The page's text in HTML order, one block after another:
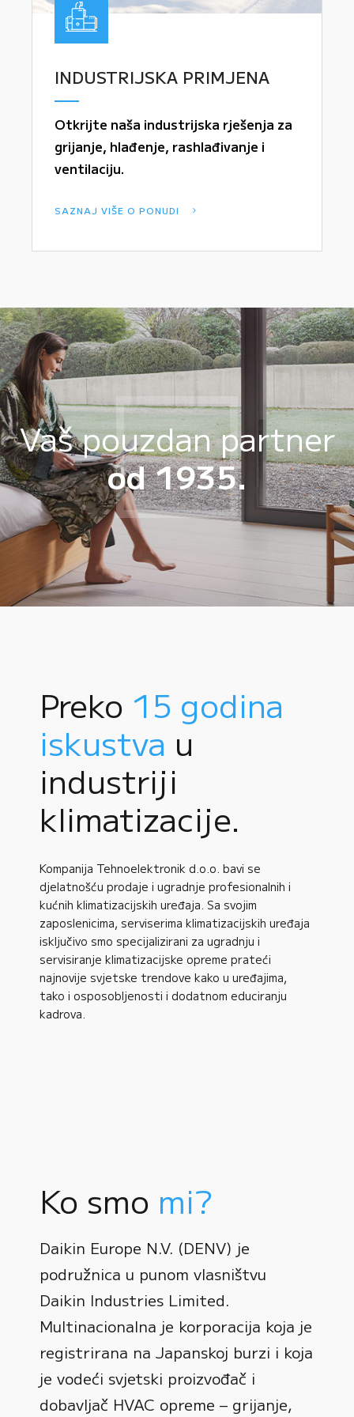
INDUSTRIJSKA PRIMJENA
Otkrijte naša industrijska rješenja za
grijanje, hlađenje, rashlađivanje i
ventilaciju.
SAZNAJ VIŠE O PONUDI
Vaš pouzdan partner
od 1935.
Preko 15 godina
iskustva u
industriji
klimatizacije.
Kompanija Tehnoelektronik d.o.o. bavi se
djelatnošću prodaje i ugradnje profesionalnih i
kućnih klimatizacijskih uređaja. Sa svojim
zaposlenicima, serviserima klimatizacijskih uređaja
isključivo smo specijalizirani za ugradnju i
servisiranje klimatizacijske opreme prateći
najnovije svjetske trendove kako u uređajima,
tako i osposobljenosti i dodatnom educiranju
kadrova.
Ko smo mi?
Daikin Europe N.V. (DENV) je
podružnica u punom vlasništvu
Daikin Industries Limited.
Multinacionalna je korporacija koja je
registrirana na Japanskoj burzi i koja
je vodeći svjetski proizvođač i
dobavljač HVAC opreme – grijanje,
0